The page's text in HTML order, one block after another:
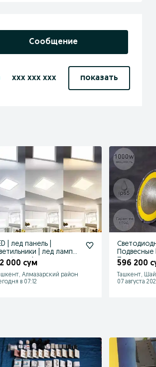
Сообщение
xxx xxx xxx показать
| лед панель |
| лед лампа |
Армстронг
000 сум
Алмазарский район
в 07:12
Подвесные
2000w
596 200
Ташкент,
07 августа